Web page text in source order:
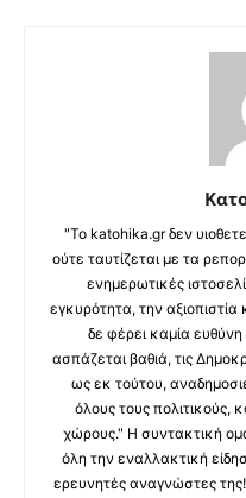
"Το katohika.gr δεν
ούτε ταυτίζεται με τα
ενημερωτικές
εγκυρότητα, την
δε φέρει καμία
ασπάζεται βαθιά, τις
ως εκ τούτου,
όλους τους πολιτικούς,
χώρους." Η συντακτική
όλη την εναλλακτική
ερευνητές αναγνώστες της!